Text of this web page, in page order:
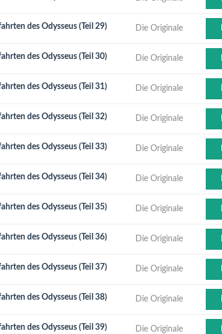
des Odysseus (Teil 29) Die Originale
des Odysseus (Teil 30) Die Originale
des Odysseus (Teil 31) Die Originale
des Odysseus (Teil 32) Die Originale
des Odysseus (Teil 33) Die Originale
des Odysseus (Teil 34) Die Originale
des Odysseus (Teil 35) Die Originale
des Odysseus (Teil 36) Die Originale
des Odysseus (Teil 37) Die Originale
des Odysseus (Teil 38) Die Originale
des Odysseus (Teil 39) Die Originale